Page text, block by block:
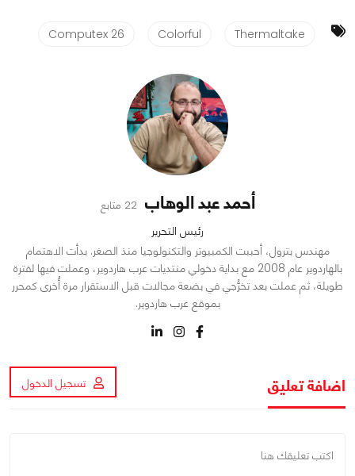
Thermaltake
Colorful
Computex 26
أحمد عبد الوهاب 22 متابع
رئيس التحرير
مهندس بترول، أحببت الكمبيوتر والتكنولوجيا منذ الصغر. بدأت الاهتمام
بالهاردوير عام 2008 مع بداية دخولي منتديات عرب هاردوير، وعملت فيها لفترة
طويلة، ثم عملت بعد تخرُّجي في بضعة مجالات قبل الاستقرار مرة أُخرى كمحرر
بموقع عرب هاردوير.
اضافة تعليق تسجيل الدخول